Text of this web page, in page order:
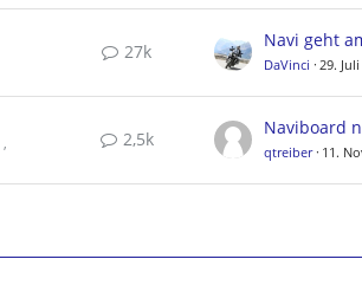
27k
DaVinci 29.
2,5k
Naviboard
qtreiber 11.